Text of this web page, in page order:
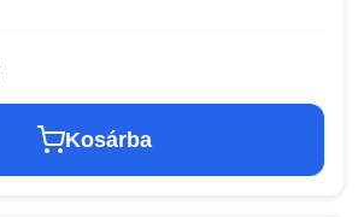
Kosárba